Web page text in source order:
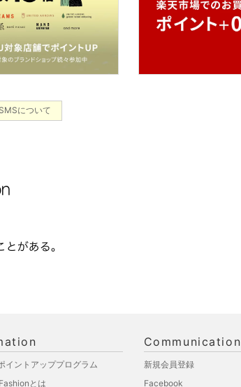
について
イントアッププログラム
とは
Communication
新規会員登録
Facebook